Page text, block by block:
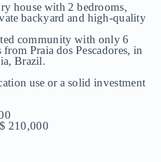
house with 2 bedrooms,
backyard and high-quality
community with only 6
Praia dos Pescadores, in
Brazil.
use or a solid investment
210,000